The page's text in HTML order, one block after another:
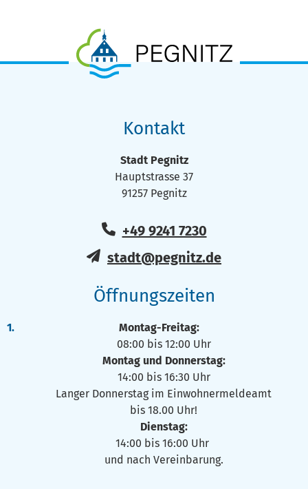
Kontakt
Stadt Pegnitz
Hauptstrasse 37
91257 Pegnitz
+49 9241 7230
stadt@pegnitz.de
Öffnungszeiten
Montag-Freitag:
08:00 bis 12:00 Uhr
Montag und Donnerstag:
14:00 bis 16:30 Uhr
Langer Donnerstag im Einwohnermeldeamt
bis 18.00 Uhr!
Dienstag:
14:00 bis 16:00 Uhr
und nach Vereinbarung.